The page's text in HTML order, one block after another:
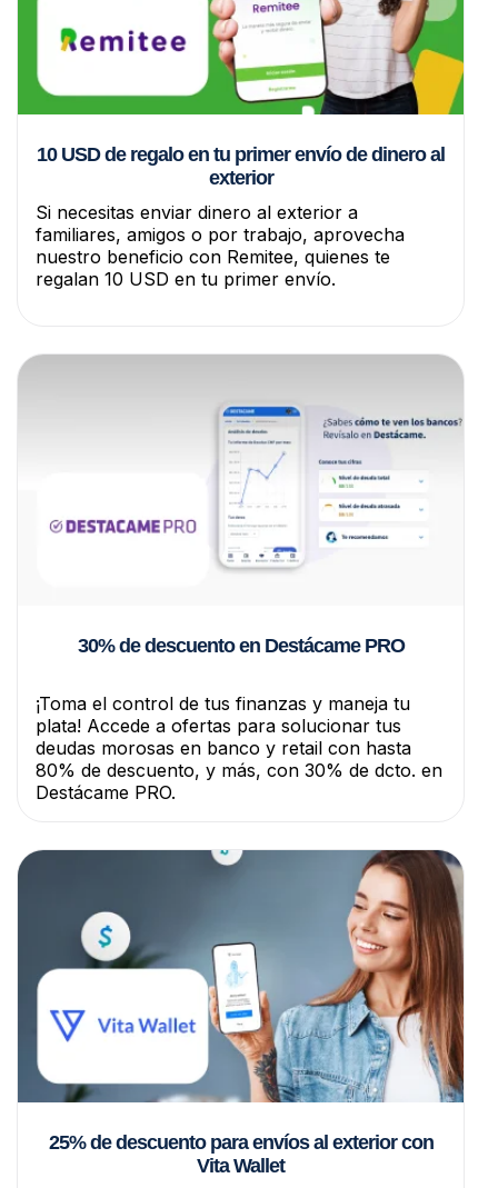
10 USD de regalo en tu primer envío de dinero al
exterior
Si necesitas enviar dinero al exterior a
familiares, amigos o por trabajo, aprovecha
nuestro beneficio con Remitee, quienes te
regalan 10 USD en tu primer envío.
30% de descuento en Destácame PRO
¡Toma el control de tus finanzas y maneja tu
plata! Accede a ofertas para solucionar tus
deudas morosas en banco y retail con hasta
80% de descuento, y más, con 30% de dcto. en
Destácame PRO.
25% de descuento para envíos al exterior con
Vita Wallet